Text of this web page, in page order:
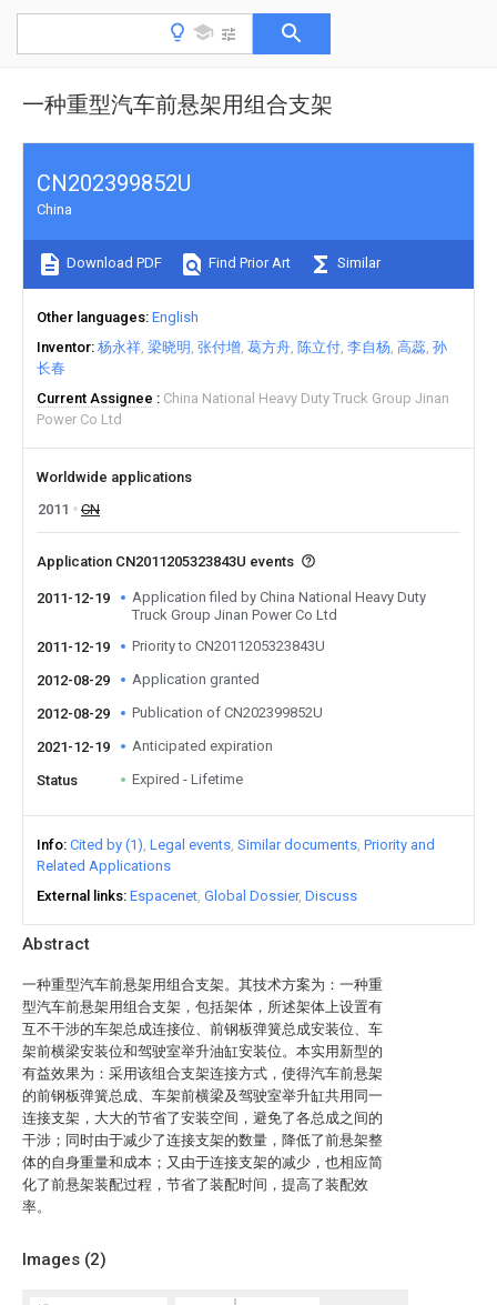
一种重型汽车前悬架用组合支架
Abstract
一种重型汽车前悬架用组合支架。其技术方案为：一种重
型汽车前悬架用组合支架，包括架体，所述架体上设置有
互不干涉的车架总成连接位、前钢板弹簧总成安装位、车
架前横梁安装位和驾驶室举升油缸安装位。本实用新型的
有益效果为：采用该组合支架连接方式，使得汽车前悬架
的前钢板弹簧总成、车架前横梁及驾驶室举升缸共用同一
连接支架，大大的节省了安装空间，避免了各总成之间的
干涉；同时由于减少了连接支架的数量，降低了前悬架整
体的自身重量和成本；又由于连接支架的减少，也相应简
化了前悬架装配过程，节省了装配时间，提高了装配效
率。
Images (2)
CN202399852U
China
Download PDF Find Prior Art Similar
Other languages English
Inventor 杨永祥 梁晓明 张付增 葛方舟 陈立付 李自杨 高蕊 孙
长春
Current Assignee
China National Heavy Duty Truck Group Jinan
Power Co Ltd
Worldwide applications
2011
CN
Application CN2011205323843U events
2011-12-19
Application filed by China National Heavy Duty
Truck Group Jinan Power Co Ltd
2011-12-19
Priority to CN2011205323843U
2012-08-29 Application granted
2012-08-29 Publication of CN202399852U
2021-12-19 Anticipated expiration
Status Expired - Lifetime
Info Cited by (1) Legal events Similar documents Priority and
Related Applications
External links Espacenet Global Dossier Discuss